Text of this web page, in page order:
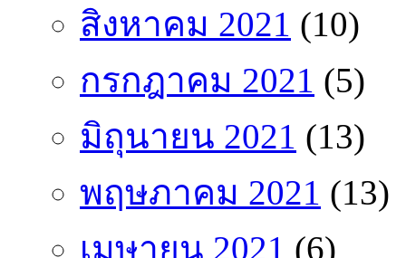
สิงหาคม 2021 (10)
กรกฎาคม 2021 (5)
มิถุนายน 2021 (13)
พฤษภาคม 2021 (13)
เมษายน 2021 (6)